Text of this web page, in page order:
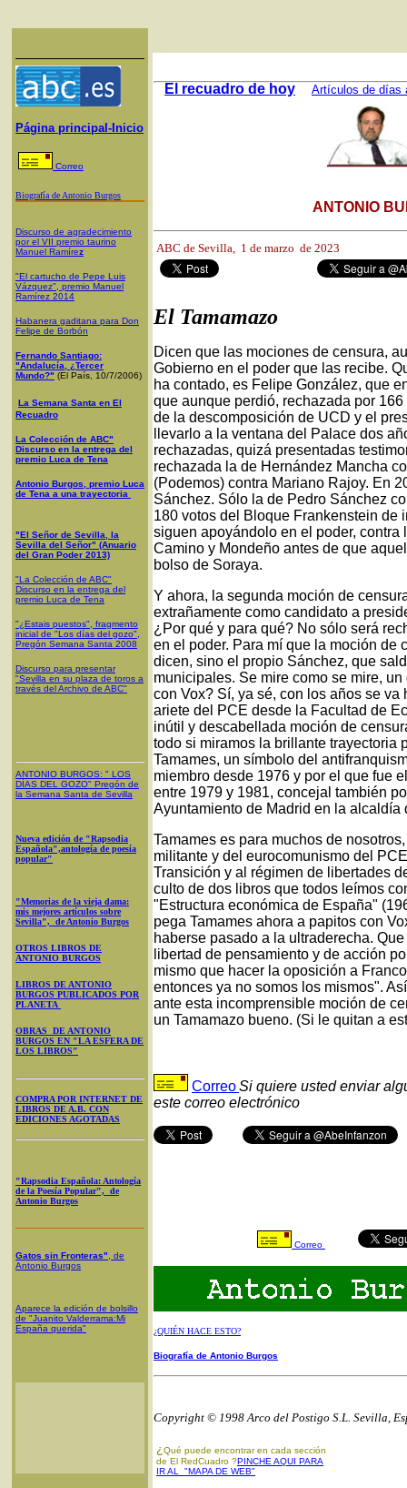
Página principal-Inicio
Correo
Biografía de Antonio Burgos
Discurso de agradecimiento
por el VII premio taurino
Manuel Ramírez
"El cartucho de Pepe Luis
Vázquez", premio Manuel
Ramírez 2014
Habanera gaditana para Don
Felipe de Borbón
Fernando Santiago:
"Andalucía, ¿Tercer
Mundo?" (El País, 10/7/2006)
La Semana Santa en El
Recuadro
La Colección de ABC"
Discurso en la entrega del
premio Luca de Tena
Antonio Burgos, premio Luca
de Tena a una trayectoria
"El Señor de Sevilla, la
Sevilla del Señor" (Anuario
del Gran Poder 2013)
"La Colección de ABC"
Discurso en la entrega del
premio Luca de Tena
"¿Estais puestos", fragmento
inicial de "Los días del gozo",
Pregón Semana Santa 2008
Discurso para presentar
"Sevilla en su plaza de toros a
través del Archivo de ABC"
ANTONIO BURGOS: " LOS
DÍAS DEL GOZO" Pregón de
la Semana Santa de Sevilla
Nueva edición de "Rapsodia
Española",antología de poesía
popular"
"Memorias de la vieja dama:
mis mejores artículos sobre
Sevilla", de Antonio Burgos
OTROS LIBROS DE
ANTONIO BURGOS
LIBROS DE ANTONIO
BURGOS PUBLICADOS POR
PLANETA
OBRAS DE ANTONIO
BURGOS EN "LA ESFERA DE
LOS LIBROS"
COMPRA POR INTERNET DE
LIBROS DE A.B. CON
EDICIONES AGOTADAS
"Rapsodia Española: Antología
de la Poesía Popular", de
Antonio Burgos
Gatos sin Fronteras" , de
Antonio Burgos
Aparece la edición de bolsillo
de "Juanito Valderrama:Mi
España querida"
El recuadro de hoy Artículos de días
ANTONIO
ABC de Sevilla, 1 de marzo de 2023
El Tamamazo
Dicen que las mociones de censura,
Gobierno en el poder que las recibe.
ha contado, es Felipe González, que
que aunque perdió, rechazada por
de la descomposición de UCD y el
llevarlo a la ventana del Palace dos
rechazadas, quizá presentadas
rechazada la de Hernández Mancha
(Podemos) contra Mariano Rajoy. En
Sánchez. Sólo la de Pedro Sánchez
180 votos del Bloque Frankenstein de
siguen apoyándolo en el poder,
Camino y Mondeño antes de que
bolso de Soraya.
Y ahora, la segunda moción de
extrañamente como candidato a
¿Por qué y para qué? No sólo será
en el poder. Para mí que la moción de
dicen, sino el propio Sánchez, que
municipales. Se mire como se mire,
con Vox? Sí, ya sé, con los años se
ariete del PCE desde la Facultad de
inútil y descabellada moción de
todo si miramos la brillante trayectoria
Tamames, un símbolo del
miembro desde 1976 y por el que fue
entre 1979 y 1981, concejal también
Ayuntamiento de Madrid en la alcaldía
Tamames es para muchos de
militante y del eurocomunismo del
Transición y al régimen de libertades
culto de dos libros que todos leímos
"Estructura económica de España"
pega Tamames ahora a papitos con
haberse pasado a la ultraderecha.
libertad de pensamiento y de acción
mismo que hacer la oposición a
entonces ya no somos los mismos".
ante esta incomprensible moción de
un Tamamazo bueno. (Si le quitan a
CorreoSi quiere usted enviar
este correo electrónico
Correo
¿QUIÉN HACE ESTO?
Biografía de Antonio Burgos
Copyright © 1998 Arco del Postigo S.L. Sevilla,
¿ Qué puede encontrar en cada sección
de El RedCuadro ?PINCHE AQUI PARA
IR AL "MAPA DE WEB"